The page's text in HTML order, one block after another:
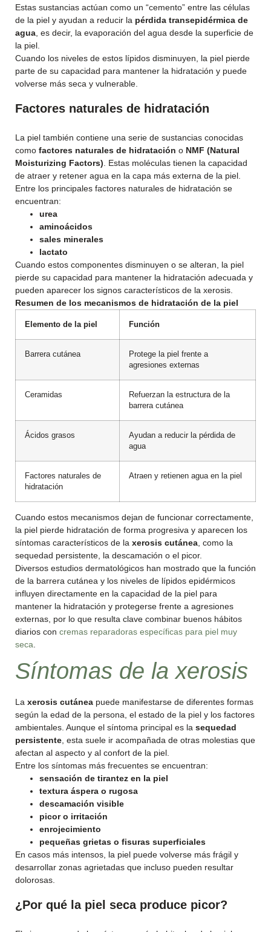
Estas sustancias actúan como un “cemento” entre las células
de la piel y ayudan a reducir la pérdida transepidérmica de
agua , es decir, la evaporación del agua desde la superficie de
la piel.
Cuando los niveles de estos lípidos disminuyen, la piel pierde
parte de su capacidad para mantener la hidratación y puede
volverse más seca y vulnerable.
Factores naturales de hidratación
La piel también contiene una serie de sustancias conocidas
como factores naturales de hidratación o NMF (Natural
Moisturizing Factors) . Estas moléculas tienen la capacidad
de atraer y retener agua en la capa más externa de la piel.
Entre los principales factores naturales de hidratación se
encuentran:
urea
aminoácidos
sales minerales
lactato
Cuando estos componentes disminuyen o se alteran, la piel
pierde su capacidad para mantener la hidratación adecuada y
pueden aparecer los signos característicos de la xerosis.
Resumen de los mecanismos de hidratación de la piel
Elemento de la piel Función
Barrera cutánea
Protege la piel frente a
agresiones externas
Ceramidas
Refuerzan la estructura de la
barrera cutánea
Ácidos grasos
Ayudan a reducir la pérdida de
agua
Factores naturales de
hidratación
Atraen y retienen agua en la piel
Cuando estos mecanismos dejan de funcionar correctamente,
la piel pierde hidratación de forma progresiva y aparecen los
síntomas característicos de la xerosis cutánea , como la
sequedad persistente, la descamación o el picor.
Diversos estudios dermatológicos han mostrado que la función
de la barrera cutánea y los niveles de lípidos epidérmicos
influyen directamente en la capacidad de la piel para
mantener la hidratación y protegerse frente a agresiones
externas, por lo que resulta clave combinar buenos hábitos
diarios con cremas reparadoras específicas para piel muy
seca
Síntomas de la xerosis
La xerosis cutánea puede manifestarse de diferentes formas
según la edad de la persona, el estado de la piel y los factores
ambientales. Aunque el síntoma principal es la sequedad
persistente , esta suele ir acompañada de otras molestias que
afectan al aspecto y al confort de la piel.
Entre los síntomas más frecuentes se encuentran:
sensación de tirantez en la piel
textura áspera o rugosa
descamación visible
picor o irritación
enrojecimiento
pequeñas grietas o fisuras superficiales
En casos más intensos, la piel puede volverse más frágil y
desarrollar zonas agrietadas que incluso pueden resultar
dolorosas.
¿Por qué la piel seca produce picor?